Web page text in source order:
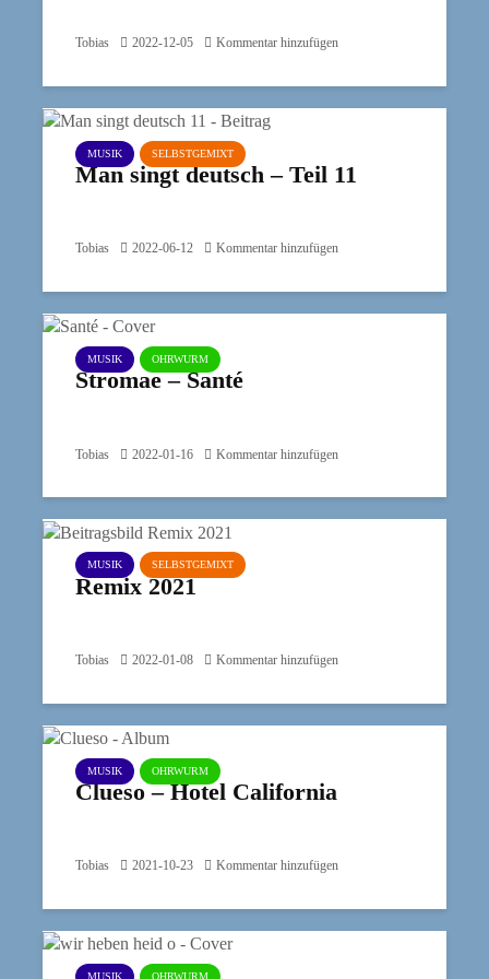
Tobias 2022-12-05 Kommentar hinzufügen
MUSIK SELBSTGEMIXT
Man singt deutsch – Teil 11
Tobias 2022-06-12 Kommentar hinzufügen
MUSIK OHRWURM
Stromae – Santé
Tobias 2022-01-16 Kommentar hinzufügen
MUSIK SELBSTGEMIXT
Remix 2021
Tobias 2022-01-08 Kommentar hinzufügen
MUSIK OHRWURM
Clueso – Hotel California
Tobias 2021-10-23 Kommentar hinzufügen
MUSIK OHRWURM